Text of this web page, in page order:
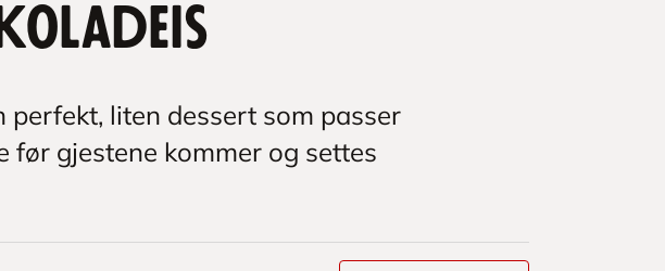
liten dessert som passer
før gjestene kommer og settes